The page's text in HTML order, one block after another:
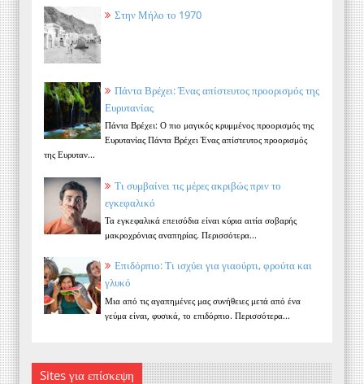
Στην Μήλο το 1970
Πάντα Βρέχει: Ένας απίστευτος προορισμός της
Ευρυτανίας
Πάντα Βρέχει: Ο πιο μαγικός κρυμμένος προορισμός της
Ευρυτανίας Πάντα Βρέχει Ένας απίστευτος προορισμός
της Ευρυταν...
Τι συμβαίνει τις μέρες ακριβώς πριν το
εγκεφαλικό
Τα εγκεφαλικά επεισόδια είναι κύρια αιτία σοβαρής
μακροχρόνιας αναπηρίας. Περισσότερα...
Επιδόρπιο: Τι ισχύει για γιαούρτι, φρούτα και
γλυκό
Μια από τις αγαπημένες μας συνήθειες μετά από ένα
γεύμα είναι, φυσικά, το επιδόρπιο. Περισσότερα...
Sites για επίσκεψη